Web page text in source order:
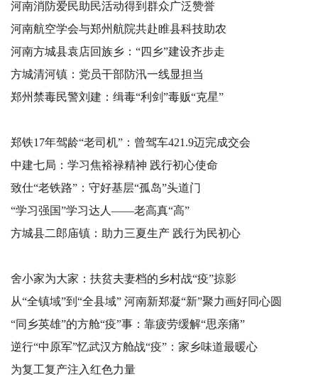
河南消防爱民助民活动得到群众广泛赞誉
河南航空学会与郑州航院共赴睢县科技助农
河南方城县袁店回族乡：“四乡”建设齐步走
方城清河镇：党员干部防汛一线显担当
郑州禁毒民警刘建：缉毒“利剑”毒贩“克星”
郑铁17年驾龄“老司机”：曾驾车421.9迈完成交会
中建七局：学习焦裕禄精神 践行初心使命
致仕“老铁路”：守好基层“孤岛”头道门
“学习强国”学习达人——老高真“高”
方城县二郎庙镇：助力三夏生产 践行为民初心
舍小家为大家：扶贫夫妻档的乡村战“疫”掠影
从“全镇域”到“全县域” 河南新郑凝“新”聚力画好同心圆
“同乡英雄”的方舱“疫”事：靠疲劳缓解“思亲痛”
逆行“中原军”忆武汉方舱战“疫”：家乡味道最暖心
为复工复产注入红色力量